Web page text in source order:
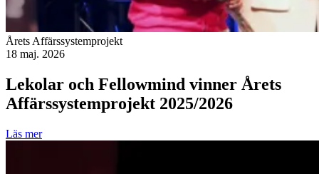
Årets Affärssystemprojekt
18 maj. 2026
Lekolar och Fellowmind vinner Årets
Affärssystemprojekt 2025/2026
Läs mer